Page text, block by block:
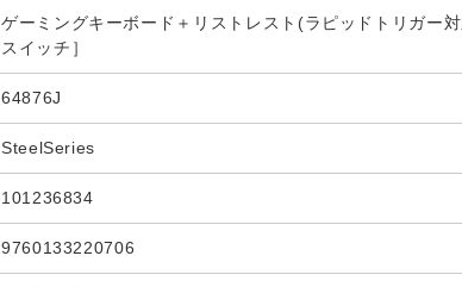
ゲーミングキーボード＋リストレスト(ラピッドトリガ
スイッチ］
64876J
SteelSeries
101236834
9760133220706